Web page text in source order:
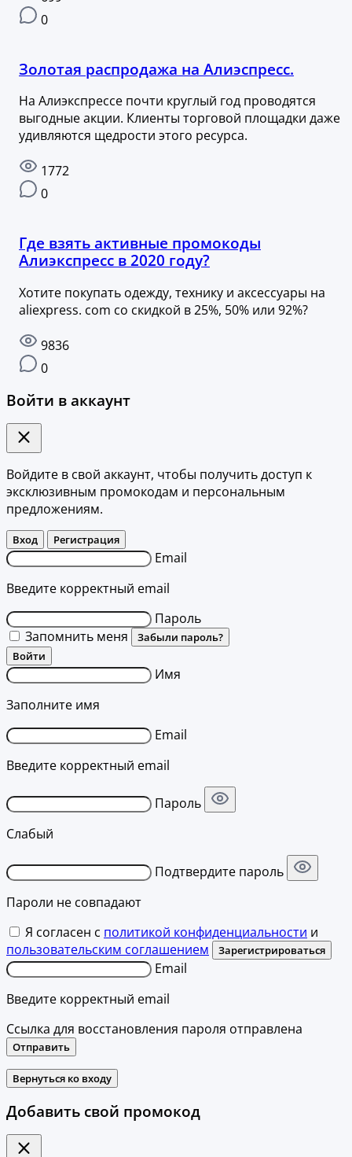
0
Золотая распродажа на Алиэспресс.
На Алиэкспрессе почти круглый год проводятся
выгодные акции. Клиенты торговой площадки даже
удивляются щедрости этого ресурса.
1772
0
Где взять активные промокоды
Алиэкспресс в 2020 году?
Хотите покупать одежду, технику и аксессуары на
aliexpress. com со скидкой в 25%, 50% или 92%?
9836
0
Войти в аккаунт
Войдите в свой аккаунт, чтобы получить доступ к
эксклюзивным промокодам и персональным
предложениям.
Вход Регистрация
Email
Введите корректный email
Пароль
Запомнить меня
Забыли пароль?
Войти
Имя
Заполните имя
Email
Введите корректный email
Пароль
Слабый
Подтвердите пароль
Пароли не совпадают
Я согласен с политикой конфиденциальности и
пользовательским соглашением
Зарегистрироваться
Email
Введите корректный email
Ссылка для восстановления пароля отправлена
Отправить
Вернуться ко входу
Добавить свой промокод